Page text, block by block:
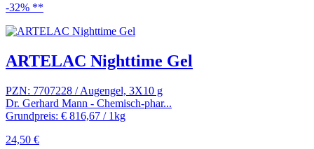
-32% **
ARTELAC Nighttime Gel
PZN: 7707228 / Augengel, 3X10 g
Dr. Gerhard Mann - Chemisch-phar...
Grundpreis: € 816,67 / 1kg
24,50 €